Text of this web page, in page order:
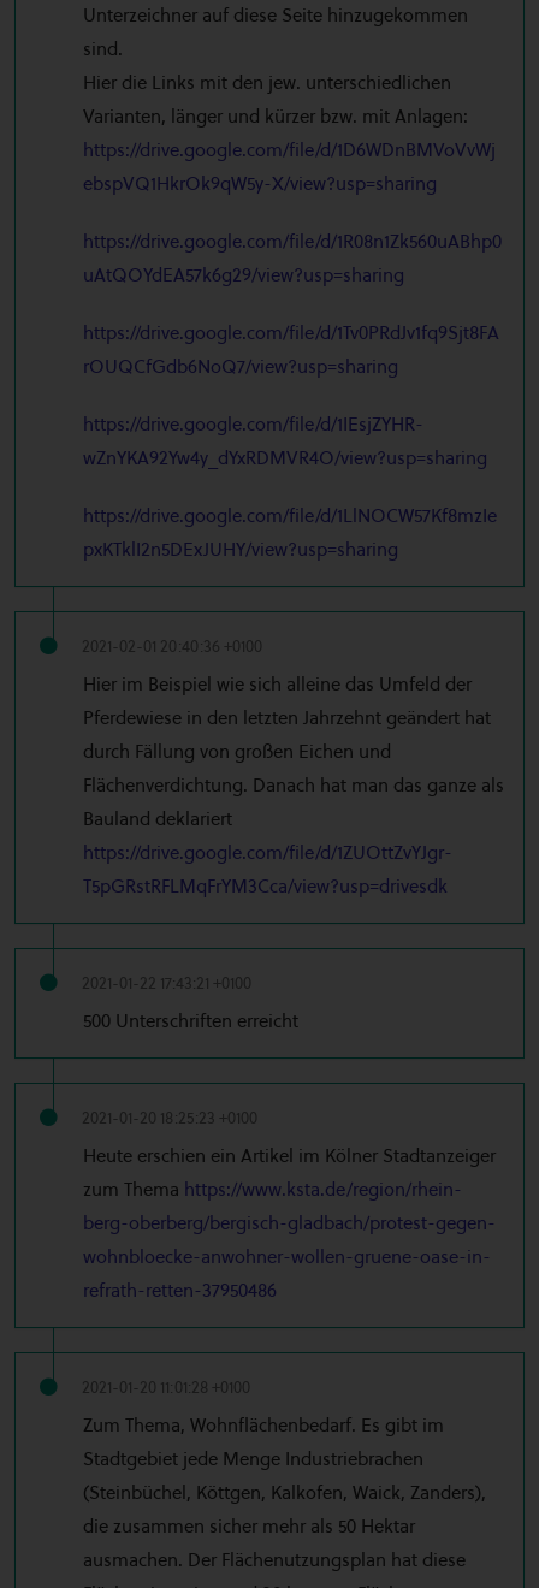
Unterzeichner auf diese Seite hinzugekommen
sind.
Hier die Links mit den jew. unterschiedlichen
Varianten, länger und kürzer bzw. mit Anlagen:
https://drive.google.com/file/d/1D6WDnBMVoVvWj
ebspVQ1HkrOk9qW5y-X/view?usp=sharing
https://drive.google.com/file/d/1R08n1Zk560uABhp0
uAtQOYdEA57k6g29/view?usp=sharing
https://drive.google.com/file/d/1Tv0PRdJv1fq9Sjt8FA
rOUQCfGdb6NoQ7/view?usp=sharing
https://drive.google.com/file/d/1IEsjZYHR-
wZnYKA92Yw4y_dYxRDMVR4O/view?usp=sharing
https://drive.google.com/file/d/1LlNOCW57Kf8mzIe
pxKTklI2n5DExJUHY/view?usp=sharing
2021-02-01 20:40:36 +0100
Hier im Beispiel wie sich alleine das Umfeld der
Pferdewiese in den letzten Jahrzehnt geändert hat
durch Fällung von großen Eichen und
Flächenverdichtung. Danach hat man das ganze als
Bauland deklariert
https://drive.google.com/file/d/1ZUOttZvYJgr-
T5pGRstRFLMqFrYM3Cca/view?usp=drivesdk
2021-01-22 17:43:21 +0100
500 Unterschriften erreicht
2021-01-20 18:25:23 +0100
Heute erschien ein Artikel im Kölner Stadtanzeiger
zum Thema https://www.ksta.de/region/rhein-
berg-oberberg/bergisch-gladbach/protest-gegen-
wohnbloecke-anwohner-wollen-gruene-oase-in-
refrath-retten-37950486
2021-01-20 11:01:28 +0100
Zum Thema, Wohnflächenbedarf. Es gibt im
Stadtgebiet jede Menge Industriebrachen
(Steinbüchel, Köttgen, Kalkofen, Waick, Zanders),
die zusammen sicher mehr als 50 Hektar
ausmachen. Der Flächenutzungsplan hat diese